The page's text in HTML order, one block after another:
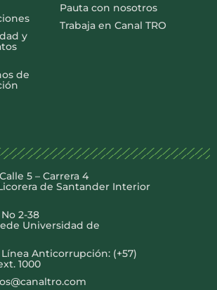
y
de
Pauta con nosotros
Trabaja en Canal TRO
5 – Carrera 4
de Santander Interior
2-38
Universidad de
Anticorrupción: (+57)
1000